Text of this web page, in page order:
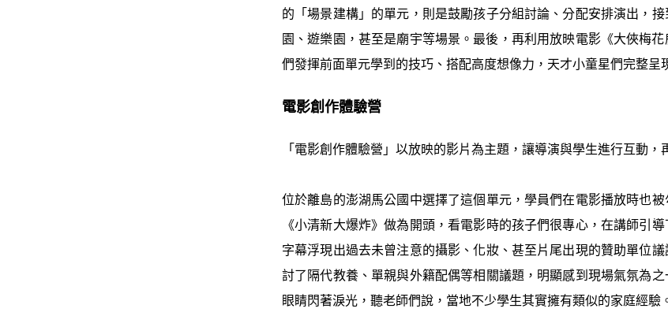
的「場景建構」的單元，則是鼓勵孩子分組討論、分配安排演出，
園、遊樂園，甚至是廟宇等場景。最後，再利用放映電影《大俠梅
們發揮前面單元學到的技巧、搭配高度想像力，天才小童星們完整呈
電影創作體驗營
「電影創作體驗營」以放映的影片為主題，讓導演與學生進行互動，
位於離島的澎湖馬公國中選擇了這個單元，學員們在電影播放時也
《小清新大爆炸》做為開頭，看電影時的孩子們很專心，在講師引
字幕浮現出過去未曾注意的攝影、化妝、甚至片尾出現的贊助單位
討了隔代教養、單親與外籍配偶等相關議題，明顯感到現場氣氛為
眼睛閃著淚光，聽老師們說，當地不少學生其實擁有類似的家庭經驗